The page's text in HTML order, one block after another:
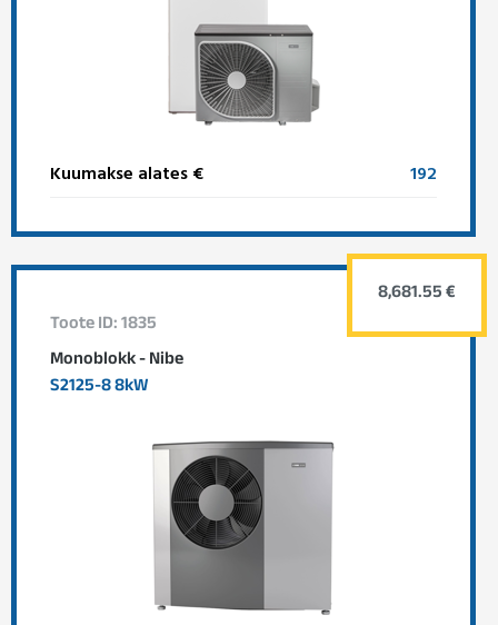
Kuumakse alates € 192
Toote ID: 1835
Monoblokk - Nibe
S2125-8 8kW
8,681.55 €